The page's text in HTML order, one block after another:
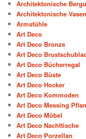
Architektonische
Architektonische Vasen
Armstühle
Art Deco
Art Deco Bronze
Art Deco
Art Deco Bücherregal
Art Deco Büste
Art Deco Hocker
Art Deco Kommoden
Art Deco Messing
Art Deco Möbel
Art Deco Nachttische
Art Deco Porzellan